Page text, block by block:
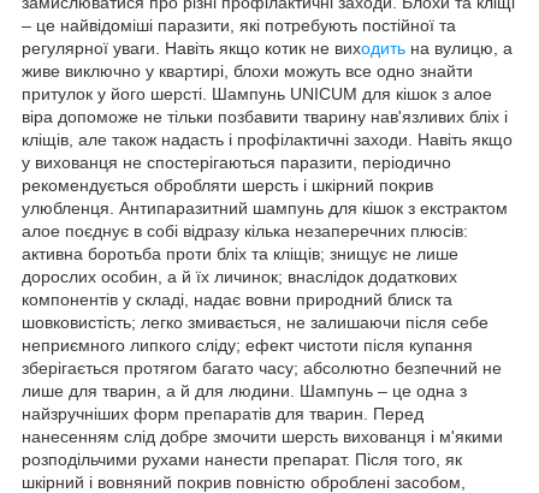
– це найвідоміші паразити, які потребують постійної та
регулярної уваги. Навіть якщо котик не виходить на вулицю, а
живе виключно у квартирі, блохи можуть все одно знайти
притулок у його шерсті. Шампунь UNICUM для кішок з алое
віра допоможе не тільки позбавити тварину нав'язливих бліх і
кліщів, але також надасть і профілактичні заходи. Навіть якщо
у вихованця не спостерігаються паразити, періодично
рекомендується обробляти шерсть і шкірний покрив
улюбленця. Антипаразитний шампунь для кішок з екстрактом
алое поєднує в собі відразу кілька незаперечних плюсів:
активна боротьба проти бліх та кліщів; знищує не лише
дорослих особин, а й їх личинок; внаслідок додаткових
компонентів у складі, надає вовни природний блиск та
шовковистість; легко змивається, не залишаючи після себе
неприємного липкого сліду; ефект чистоти після купання
зберігається протягом багато часу; абсолютно безпечний не
лише для тварин, а й для людини. Шампунь – це одна з
найзручніших форм препаратів для тварин. Перед
нанесенням слід добре змочити шерсть вихованця і м'якими
розподільчими рухами нанести препарат. Після того, як
шкірний і вовняний покрив повністю оброблені засобом,